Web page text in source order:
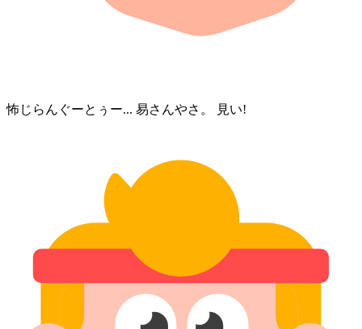
怖じらんぐーとぅー... 易さん⁠やさ。 見い!